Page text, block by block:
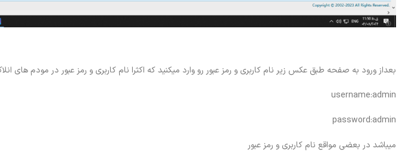
بعداز ورود به صفحه طبق عکس زیر نام کاربری و رمز عبور رو وارد میکنید که اکثرا نام کاربری و رمز عبور در مودم های
username:admin
password:admin
میباشد در بعضی مواقع نام کاربری و رمز عبور